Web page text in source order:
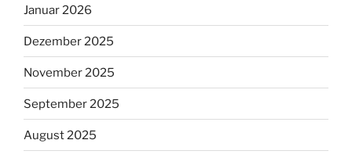
Januar 2026
Dezember 2025
November 2025
September 2025
August 2025